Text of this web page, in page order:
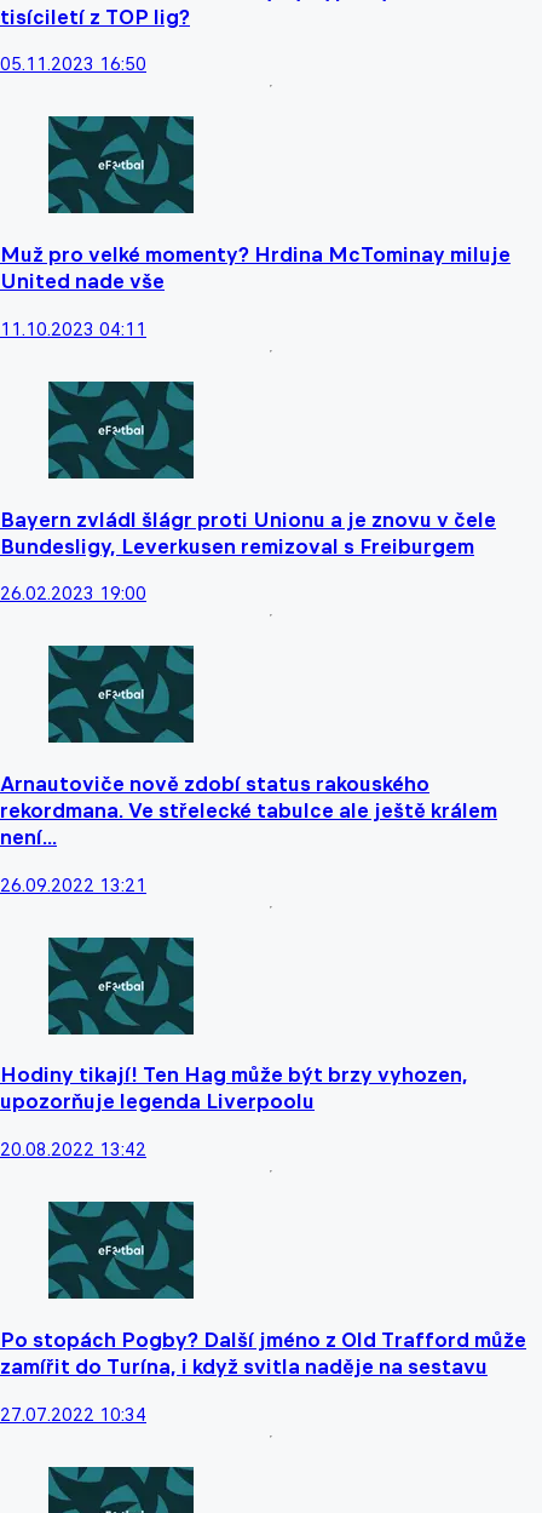
tisíciletí z TOP lig?
05.11.2023 16:50
Muž pro velké momenty? Hrdina McTominay miluje
United nade vše
11.10.2023 04:11
Bayern zvládl šlágr proti Unionu a je znovu v čele
Bundesligy, Leverkusen remizoval s Freiburgem
26.02.2023 19:00
Arnautoviče nově zdobí status rakouského
rekordmana. Ve střelecké tabulce ale ještě králem
není...
26.09.2022 13:21
Hodiny tikají! Ten Hag může být brzy vyhozen,
upozorňuje legenda Liverpoolu
20.08.2022 13:42
Po stopách Pogby? Další jméno z Old Trafford může
zamířit do Turína, i když svitla naděje na sestavu
27.07.2022 10:34